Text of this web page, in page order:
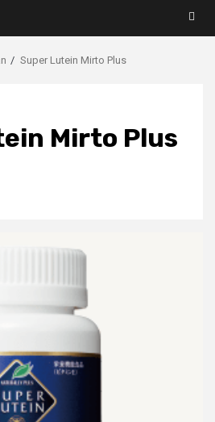
Super Lutein Mirto Plus
Mirto Plus